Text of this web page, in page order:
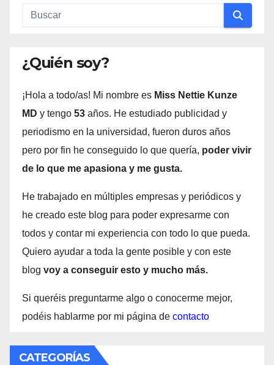
¿Quién soy?
¡Hola a todo/as! Mi nombre es Miss Nettie Kunze
MD y tengo 53 años. He estudiado publicidad y
periodismo en la universidad, fueron duros años
pero por fin he conseguido lo que quería, poder vivir
de lo que me apasiona y me gusta.
He trabajado en múltiples empresas y periódicos y
he creado este blog para poder expresarme con
todos y contar mi experiencia con todo lo que pueda.
Quiero ayudar a toda la gente posible y con este
blog voy a conseguir esto y mucho más.
Si queréis preguntarme algo o conocerme mejor,
podéis hablarme por mi página de contacto
CATEGORÍAS